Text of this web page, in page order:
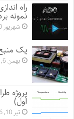
نمونه
شهریور 10, 1397
یک
بهمن 6, 1396
پروژه
اول)
تیر 10, 1396